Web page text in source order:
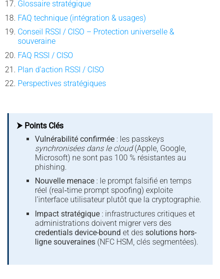
Glossaire stratégique
FAQ technique (intégration & usages)
Conseil RSSI / CISO – Protection universelle &
souveraine
FAQ RSSI / CISO
Plan d’action RSSI / CISO
Perspectives stratégiques
⮞ Points Clés
Vulnérabilité confirmée: les passkeys
synchronisées dans le cloud(Apple, Google,
Microsoft) ne sont pas 100 % résistantes au
phishing.
Nouvelle menace: le prompt falsifié en temps
réel (real‑time prompt spoofing) exploite
l’interface utilisateur plutôt que la cryptographie.
Impact stratégique: infrastructures critiques et
administrations doivent migrer vers des
credentials device-bound et des solutions hors-
ligne souveraines(NFC HSM, clés segmentées).